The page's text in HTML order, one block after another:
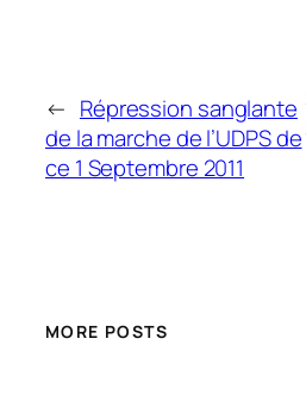
← Répression sanglante
de la marche de l’UDPS de
ce 1 Septembre 2011
MORE POSTS